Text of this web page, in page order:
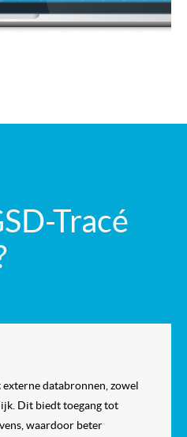
Tracé
databronnen, zowel
Dit biedt toegang tot
waardoor beter